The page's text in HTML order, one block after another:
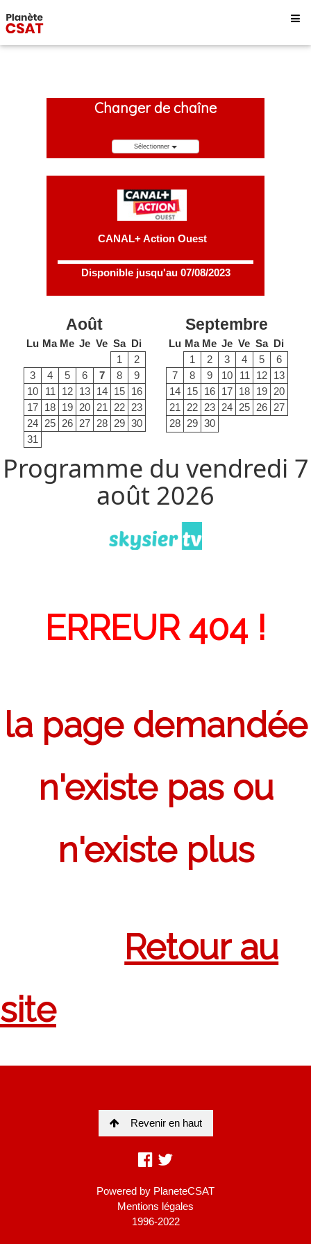
Changer de chaîne
Sélectionner
CANAL+ Action Ouest
Disponible jusqu'au 07/08/2023
Août
Lu Ma Me Je Ve Sa Di
1
2
3
4 5 6 7 8
9
10
11 12 13 14 15 16
17 18 19 20 21 22 23
24 25 26 27 28 29 30
31
Septembre
Lu Ma Me Je Ve Sa Di
1
2 3 4 5
6
7
8 9 10 11 12 13
14 15 16 17 18 19 20
21
22 23 24 25 26 27
28 29 30
Programme du vendredi 7
août 2026
Revenir en haut
Powered by PlaneteCSAT
Mentions légales
1996-2022